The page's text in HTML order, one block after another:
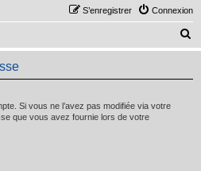
Connexion
S’enregistrer
e
Si vous ne l’avez pas modifiée via votre
que vous avez fournie lors de votre